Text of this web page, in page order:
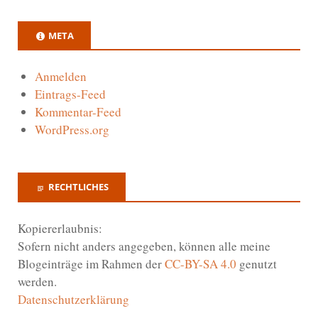
META
Anmelden
Eintrags-Feed
Kommentar-Feed
WordPress.org
RECHTLICHES
Kopiererlaubnis:
Sofern nicht anders angegeben, können alle meine
Blogeinträge im Rahmen derCC-BY-SA 4.0 genutzt
werden.
Datenschutzerklärung